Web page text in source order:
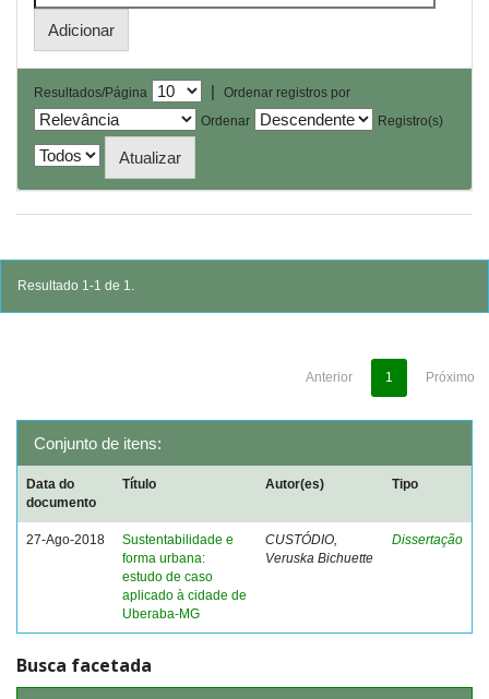
Resultados/Página |
Ordenar registros por
Ordenar
Registro(s)
Resultado 1-1 de 1.
Anterior 1 Próximo
Conjunto de itens:
Data do
documento
Título Autor(es) Tipo
27-Ago-2018
Sustentabilidade e
forma urbana:
estudo de caso
aplicado à cidade de
Uberaba-MG
CUSTÓDIO,
Veruska Bichuette
Dissertação
Busca facetada